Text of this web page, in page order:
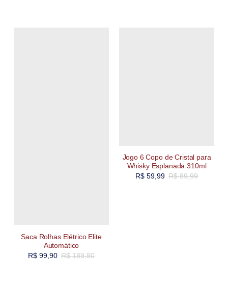
Saca Rolhas Elétrico Elite
Automático
R$189,90
R$99,90
Jogo 6 Copo de Cristal para
Whisky Esplanada 310ml
R$89,99
R$59,99